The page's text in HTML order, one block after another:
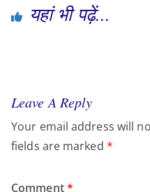
यहां भी पढ़ें...
Leave A Reply
Your email address will
fields are marked *
Comment*